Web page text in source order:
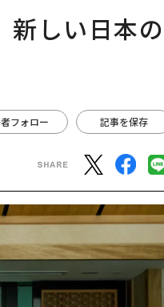
しい日本の
フォロー 記事を保存